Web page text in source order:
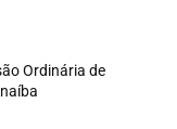
Ordinária de